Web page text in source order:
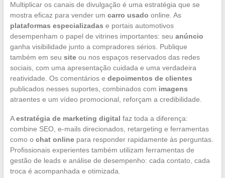
Multiplicar os canais de divulgação é uma estratégia que se
mostra eficaz para vender um carro usado online. As
plataformas especializadas e portais automotivos
desempenham o papel de vitrines importantes: seu anúncio
ganha visibilidade junto a compradores sérios. Publique
também em seu siteou nos espaços reservados das redes
sociais, com uma apresentação cuidada e uma verdadeira
reatividade. Os comentários e depoimentos de clientes
publicados nesses suportes, combinados com imagens
atraentes e um vídeo promocional, reforçam a credibilidade.
Aestratégia de marketing digital faz toda a diferença:
combine SEO, e-mails direcionados, retargeting e ferramentas
como o chat onlinepara responder rapidamente às perguntas.
Profissionais experientes também utilizam ferramentas de
gestão de leads e análise de desempenho: cada contato, cada
troca é acompanhada e otimizada.